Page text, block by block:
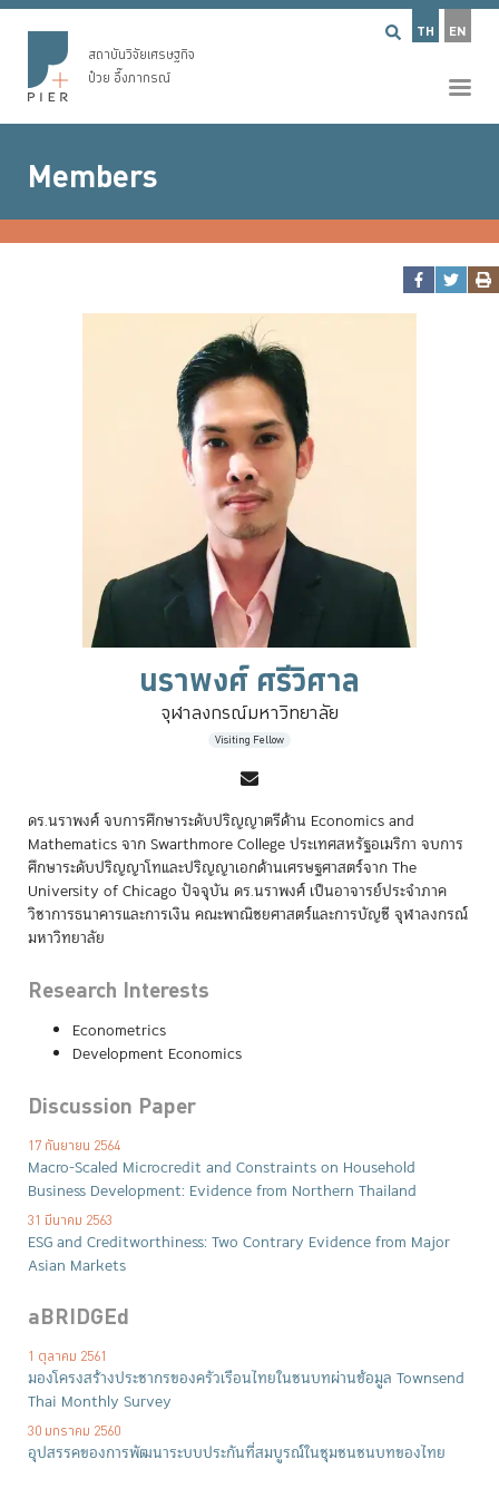
TH EN
สถาบันวิจัยเศรษฐกิจ
ป๋วย อึ๊งภากรณ์
Members
นราพงศ์ ศรีวิศาล
จุฬาลงกรณ์มหาวิทยาลัย
Visiting Fellow
ดร.นราพงศ์ จบการศึกษาระดับปริญญาตรีด้าน Economics and
Mathematics จาก Swarthmore College ประเทศสหรัฐอเมริกา จบการ
ศึกษาระดับปริญญาโทและปริญญาเอกด้านเศรษฐศาสตร์จาก The
University of Chicago ปัจจุบัน ดร.นราพงศ์ เป็นอาจารย์ประจำภาค
วิชาการธนาคารและการเงิน คณะพาณิชยศาสตร์และการบัญชี จุฬาลงกรณ์
มหาวิทยาลัย
Research Interests
Econometrics
Development Economics
Discussion Paper
17 กันยายน 2564
Macro-Scaled Microcredit and Constraints on Household
Business Development: Evidence from Northern Thailand
31 มีนาคม 2563
ESG and Creditworthiness: Two Contrary Evidence from Major
Asian Markets
aBRIDGEd
1 ตุลาคม 2561
มองโครงสร้างประชากรของครัวเรือนไทยในชนบทผ่านข้อมูล Townsend
Thai Monthly Survey
30 มกราคม 2560
อุปสรรคของการพัฒนาระบบประกันที่สมบูรณ์ในชุมชนชนบทของไทย